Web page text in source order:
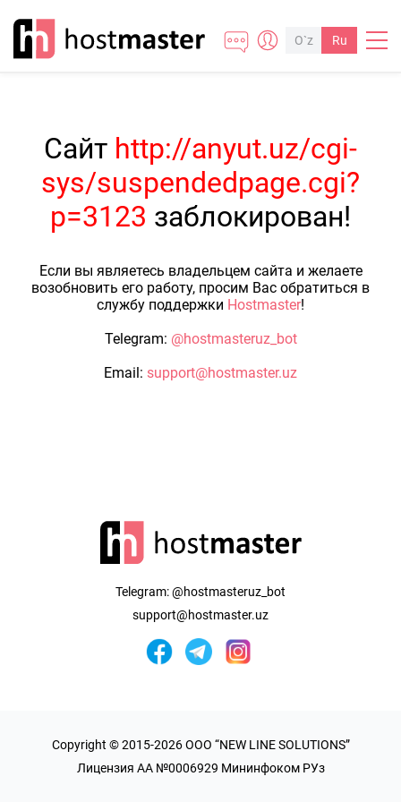
O`z Ru
Сайт http://anyut.uz/cgi-
sys/suspendedpage.cgi?
p=3123 заблокирован!
Если вы являетесь владельцем сайта и желаете
возобновить его работу, просим Вас обратиться в
службу поддержки Hostmaster!
Telegram: @hostmasteruz_bot
Email: support@hostmaster.uz
Telegram:@hostmasteruz_bot
support@hostmaster.uz
Copyright © 2015-2026 OOO “NEW LINE SOLUTIONS”
Лицензия AA №0006929 Мининфоком РУз